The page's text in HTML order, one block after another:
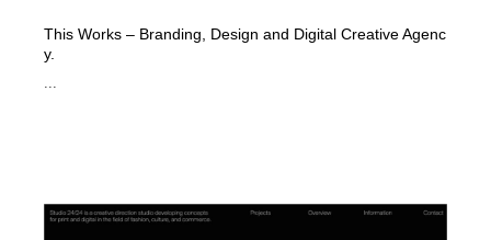
This Works – Branding, Design and Digital Creative Agenc
y.
...